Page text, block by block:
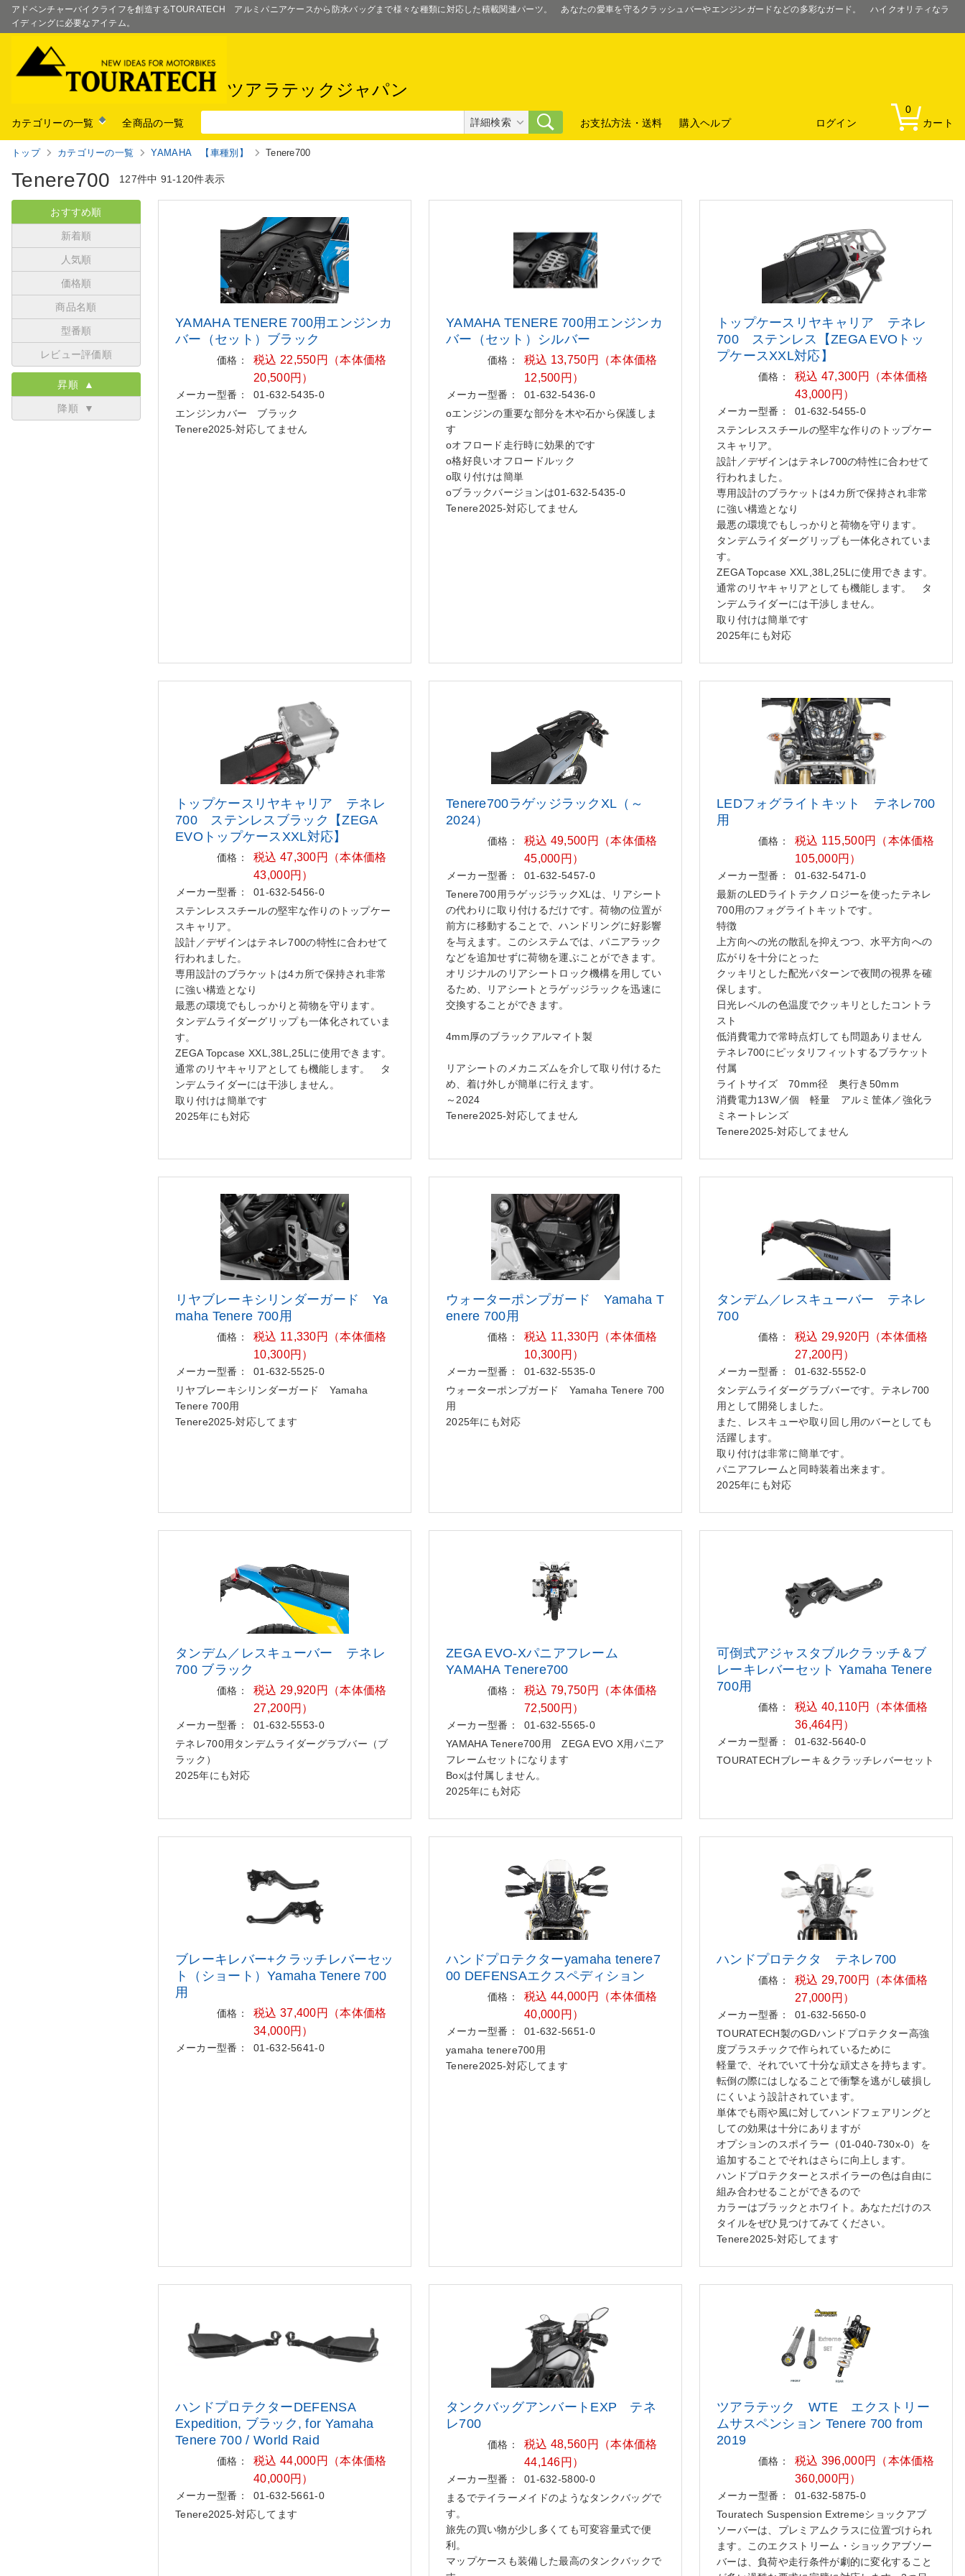
アドベンチャーバイクライフを創造するTOURATECH アルミパニアケースから防水バッグまで様々な種類に対応した積載関連パーツ。 あなたの愛車を守るクラッシュバーやエンジンガードなどの多彩なガード。 ハイクオリティなラ
イディングに必要なアイテム。
ツアラテックジャパン
カテゴリーの一覧 全商品の一覧 ログイン カート
0
お支払方法・送料
購入ヘルプ
詳細検索
トップ カテゴリーの一覧 YAMAHA 【車種別】 Tenere700
Tenere700 127件中 91-120件表示
YAMAHA TENERE 700用エンジンカ
バー （セット）ブラック
価格：
税込 22,550円（本体価格
20,500円）
メーカー型番：
01-632-5435-0
エンジンカバー ブラック
Tenere2025-対応してません
YAMAHA TENERE 700用エンジンカ
バー （セット）シルバー
価格：
税込 13,750円（本体価格
12,500円）
メーカー型番：
01-632-5436-0
oエンジンの重要な部分を木や石から保護しま
す
oオフロード走行時に効果的です
o格好良いオフロードルック
o取り付けは簡単
oブラックバージョンは01-632-5435-0
Tenere2025-対応してません
トップケースリヤキャリア テネレ
700 ステンレス【ZEGA EVOトッ
プケースXXL対応】
価格：
税込 47,300円（本体価格
43,000円）
メーカー型番：
01-632-5455-0
ステンレススチールの堅牢な作りのトップケー
スキャリア。
設計／デザインはテネレ700の特性に合わせて
行われました。
専用設計のブラケットは4カ所で保持され非常
に強い構造となり
最悪の環境でもしっかりと荷物を守ります。
タンデムライダーグリップも一体化されていま
す。
ZEGA Topcase XXL,38L,25Lに使用できます。
通常のリヤキャリアとしても機能します。 タ
ンデムライダーには干渉しません。
取り付けは簡単です
2025年にも対応
トップケースリヤキャリア テネレ
700 ステンレスブラック【ZEGA
EVOトップケースXXL対応】
価格：
税込 47,300円（本体価格
43,000円）
メーカー型番：
01-632-5456-0
ステンレススチールの堅牢な作りのトップケー
スキャリア。
設計／デザインはテネレ700の特性に合わせて
行われました。
専用設計のブラケットは4カ所で保持され非常
に強い構造となり
最悪の環境でもしっかりと荷物を守ります。
タンデムライダーグリップも一体化されていま
す。
ZEGA Topcase XXL,38L,25Lに使用できます。
通常のリヤキャリアとしても機能します。 タ
ンデムライダーには干渉しません。
取り付けは簡単です
2025年にも対応
Tenere700ラゲッジラックXL（～
2024）
価格：
税込 49,500円（本体価格
45,000円）
メーカー型番：
01-632-5457-0
Tenere700用ラゲッジラックXLは、リアシート
の代わりに取り付けるだけです。荷物の位置が
前方に移動することで、ハンドリングに好影響
を与えます。このシステムでは、パニアラック
などを追加せずに荷物を運ぶことができます。
オリジナルのリアシートロック機構を用してい
るため、リアシートとラゲッジラックを迅速に
交換することができます。
4mm厚のブラックアルマイト製
リアシートのメカニズムを介して取り付けるた
め、着け外しが簡単に行えます。
～2024
Tenere2025-対応してません
LEDフォグライトキット テネレ700
用
価格：
税込 115,500円（本体価格
105,000円）
メーカー型番：
01-632-5471-0
最新のLEDライトテクノロジーを使ったテネレ
700用のフォグライトキットです。
特徴
上方向への光の散乱を抑えつつ、水平方向への
広がりを十分にとった
クッキリとした配光パターンで夜間の視界を確
保します。
日光レベルの色温度でクッキリとしたコントラ
スト
低消費電力で常時点灯しても問題ありません
テネレ700にピッタリフィットするブラケット
付属
ライトサイズ 70mm径 奥行き50mm
消費電力13W／個 軽量 アルミ筐体／強化ラ
ミネートレンズ
Tenere2025-対応してません
リヤブレーキシリンダーガード Ya
maha Tenere 700用
価格：
税込 11,330円（本体価格
10,300円）
メーカー型番：
01-632-5525-0
リヤブレーキシリンダーガード Yamaha
Tenere 700用
Tenere2025-対応してます
ウォーターポンプガード Yamaha T
enere 700用
価格：
税込 11,330円（本体価格
10,300円）
メーカー型番：
01-632-5535-0
ウォーターポンプガード Yamaha Tenere 700
用
2025年にも対応
タンデム／レスキューバー テネレ
700
価格：
税込 29,920円（本体価格
27,200円）
メーカー型番：
01-632-5552-0
タンデムライダーグラブバーです。テネレ700
用として開発しました。
また、レスキューや取り回し用のバーとしても
活躍します。
取り付けは非常に簡単です。
パニアフレームと同時装着出来ます。
2025年にも対応
タンデム／レスキューバー テネレ
700 ブラック
価格：
税込 29,920円（本体価格
27,200円）
メーカー型番：
01-632-5553-0
テネレ700用タンデムライダーグラブバー（ブ
ラック）
2025年にも対応
ZEGA EVO-Xパニアフレーム
YAMAHA Tenere700
価格：
税込 79,750円（本体価格
72,500円）
メーカー型番：
01-632-5565-0
YAMAHA Tenere700用 ZEGA EVO X用パニア
フレームセットになります
Boxは付属しません。
2025年にも対応
可倒式アジャスタブルクラッチ＆ブ
レーキレバーセット Yamaha Tenere
700用
価格：
税込 40,110円（本体価格
36,464円）
メーカー型番：
01-632-5640-0
TOURATECHブレーキ＆クラッチレバーセット
ブレーキレバー+クラッチレバーセッ
ト（ショート）Yamaha Tenere 700
用
価格：
税込 37,400円（本体価格
34,000円）
メーカー型番： 01-632-5641-0
ハンドプロテクターyamaha tenere7
00 DEFENSAエクスペディション
価格：
税込 44,000円（本体価格
40,000円）
メーカー型番：
01-632-5651-0
yamaha tenere700用
Tenere2025-対応してます
ハンドプロテクタ テネレ700
価格：
税込 29,700円（本体価格
27,000円）
メーカー型番：
01-632-5650-0
TOURATECH製のGDハンドプロテクター高強
度プラスチックで作られているために
軽量で、それでいて十分な頑丈さを持ちます。
転倒の際にはしなることで衝撃を逃がし破損し
にくいよう設計されています。
単体でも雨や風に対してハンドフェアリングと
しての効果は十分にありますが
オプションのスポイラー（01-040-730x-0）を
追加することでそれはさらに向上します。
ハンドプロテクターとスポイラーの色は自由に
組み合わせることができるので
カラーはブラックとホワイト。あなただけのス
タイルをぜひ見つけてみてください。
Tenere2025-対応してます
ハンドプロテクターDEFENSA
Expedition, ブラック, for Yamaha
Tenere 700 / World Raid
価格：
税込 44,000円（本体価格
40,000円）
メーカー型番：
01-632-5661-0
Tenere2025-対応してます
タンクバッグアンバートEXP テネ
レ700
価格：
税込 48,560円（本体価格
44,146円）
メーカー型番：
01-632-5800-0
まるでテイラーメイドのようなタンクバッグで
す。
旅先の買い物が少し多くても可変容量式で便
利。
マップケースも装備した最高のタンクバックで
ツアラテック WTE エクストリー
ムサスペンション Tenere 700 from
2019
価格：
税込 396,000円（本体価格
360,000円）
メーカー型番：
01-632-5875-0
Touratech Suspension Extremeショックアブ
ソーバーは、プレミアムクラスに位置づけられ
ます。このエクストリーム・ショックアブソー
バーは、負荷や走行条件が劇的に変化すること
おすすめ順
新着順
人気順
価格順
商品名順
型番順
レビュー評価順
昇順 ▲
降順 ▼